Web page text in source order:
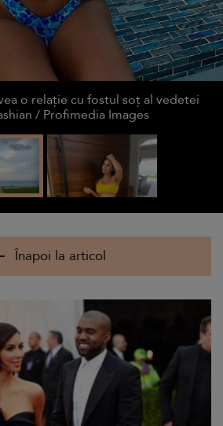
o relație cu fostul soț al vedetei
/ Profimedia Images
Înapoi la articol